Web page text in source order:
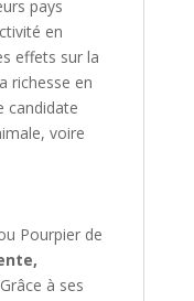
pays
en
effets sur la
richesse en
candidate
voire
Pourpier de
à ses